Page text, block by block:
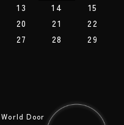
13 14
15
20 21
22
27 28
29
Door